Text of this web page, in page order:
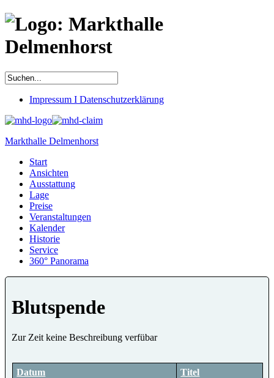
Impressum I Datenschutzerklärung
Markthalle Delmenhorst
Start
Ansichten
Ausstattung
Lage
Preise
Veranstaltungen
Kalender
Historie
Service
360° Panorama
Blutspende
Zur Zeit keine Beschreibung verfübar
Datum
Titel